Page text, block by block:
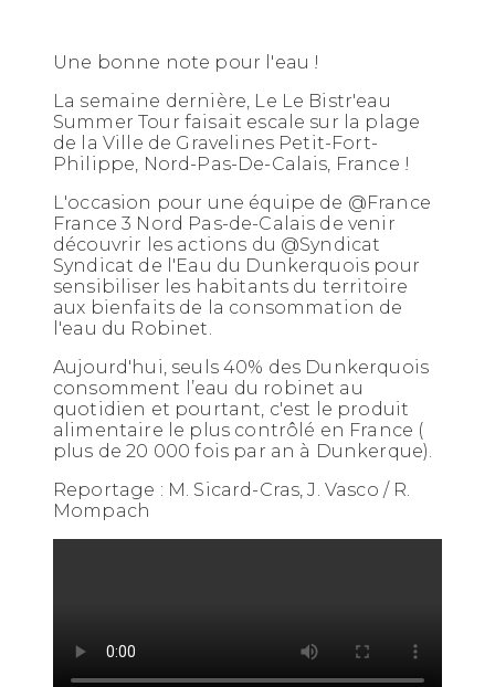
Une bonne note pour l'eau !
La semaine dernière, Le Le Bistr'eau
Summer Tour faisait escale sur la plage
de la Ville de Gravelines Petit-Fort-
Philippe, Nord-Pas-De-Calais, France !
L'occasion pour une équipe de @France
France 3 Nord Pas-de-Calais de venir
découvrir les actions du @Syndicat
Syndicat de l'Eau du Dunkerquois pour
sensibiliser les habitants du territoire
aux bienfaits de la consommation de
l'eau du Robinet.
Aujourd'hui, seuls 40% des Dunkerquois
consomment l’eau du robinet au
quotidien et pourtant, c'est le produit
alimentaire le plus contrôlé en France (
plus de 20 000 fois par an à Dunkerque).
Reportage : M. Sicard-Cras, J. Vasco / R.
Mompach